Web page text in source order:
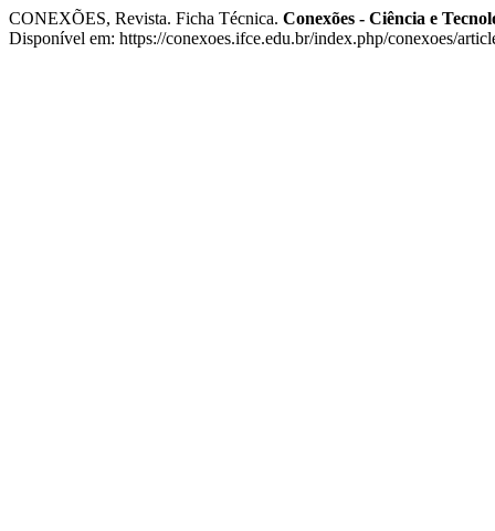
CONEXÕES, Revista. Ficha Técnica. Conexões - Ciência e
Disponível em: https://conexoes.ifce.edu.br/index.php/conexoes/